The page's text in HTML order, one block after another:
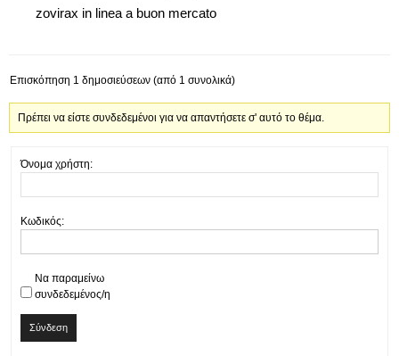
zovirax in linea a buon mercato
Επισκόπηση 1 δημοσιεύσεων (από 1 συνολικά)
Πρέπει να είστε συνδεδεμένοι για να απαντήσετε σ' αυτό το θέμα.
Όνομα χρήστη:
Κωδικός:
Να παραμείνω
συνδεδεμένος/η
Σύνδεση